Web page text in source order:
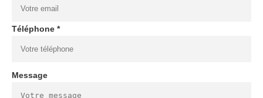
Téléphone *
Message